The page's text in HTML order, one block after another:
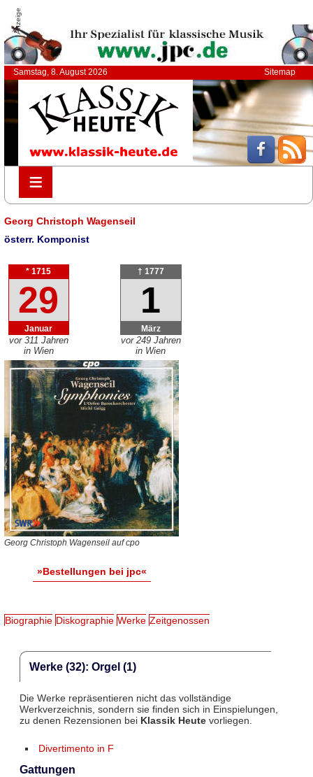
Anzeige
Samstag, 8. August 2026 Sitemap
≡
≡
Georg Christoph Wagenseil
österr. Komponist
* 1715
29
Januar
vor 311 Jahren
in Wien
† 1777
1
März
vor 249 Jahren
in Wien
Georg Christoph Wagenseil auf cpo
»Bestellungen bei jpc«
Biographie Diskographie Werke Zeitgenossen
Werke (32): Orgel (1)
Die Werke repräsentieren nicht das vollständige
Werkverzeichnis, sondern sie finden sich in Einspielungen,
zu denen Rezensionen bei Klassik Heutevorliegen.
Divertimento in F
Gattungen